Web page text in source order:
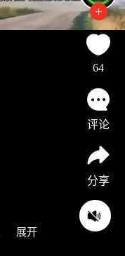
展开
64
评论
分享